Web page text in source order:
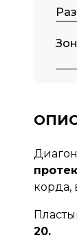
корда,
20.